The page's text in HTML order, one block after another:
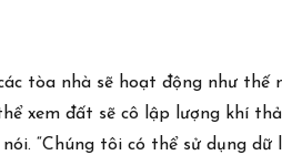
tòa nhà sẽ hoạt động như thế
xem đất sẽ cô lập lượng khí
“Chúng tôi có thể sử dụng